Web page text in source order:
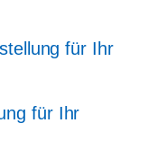
für Ihr
für Ihr